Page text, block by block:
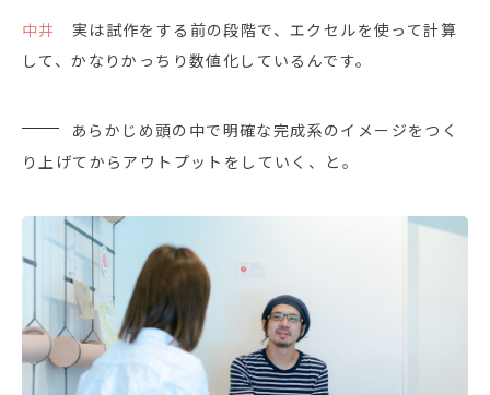
中井
実は試作をする前の段階で、エクセルを使って計算
して、かなりかっちり数値化しているんです。
あらかじめ頭の中で明確な完成系のイメージをつく
り上げてからアウトプットをしていく、と。